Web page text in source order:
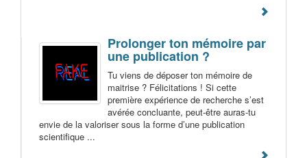
Prolonger ton mémoire par
une publication ?
Tu viens de déposer ton mémoire de
maitrise ? Félicitations ! Si cette
première expérience de recherche s’est
avérée concluante, peut-être auras-tu
envie de la valoriser sous la forme d’une publication
scientifique ...